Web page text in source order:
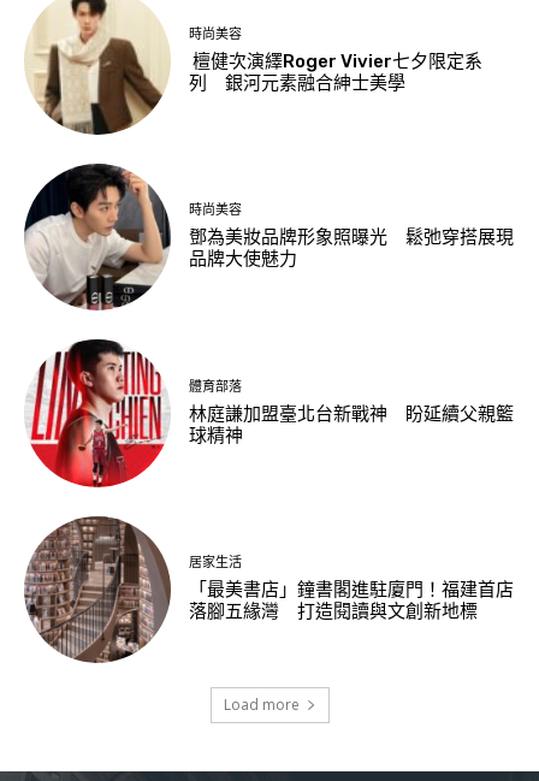
時尚美容
檀健次演繹Roger Vivier七夕限定系
列 銀河元素融合紳士美學
時尚美容
鄧為美妝品牌形象照曝光 鬆弛穿搭展現
品牌大使魅力
體育部落
林庭謙加盟臺北台新戰神 盼延續父親籃
球精神
居家生活
「最美書店」鐘書閣進駐廈門！福建首店
落腳五緣灣 打造閱讀與文創新地標
Load more